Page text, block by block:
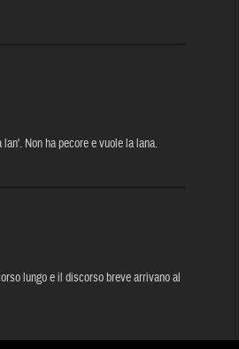
Non ha pecore e vuole la lana.
lungo e il discorso breve arrivano al